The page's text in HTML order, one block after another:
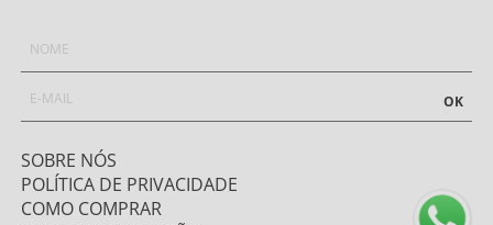
OK
SOBRE NÓS
POLÍTICA DE PRIVACIDADE
COMO COMPRAR